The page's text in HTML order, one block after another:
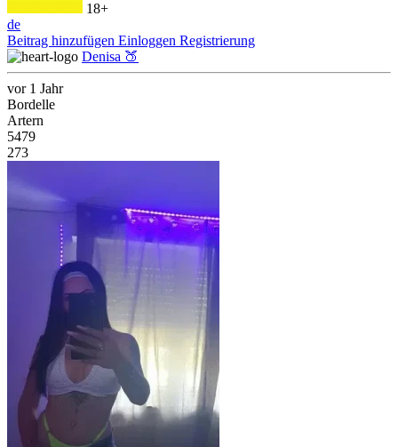
18+
de
Beitrag hinzufügen Einloggen Registrierung
Denisa 🍑
vor 1 Jahr
Bordelle
Artern
5479
273